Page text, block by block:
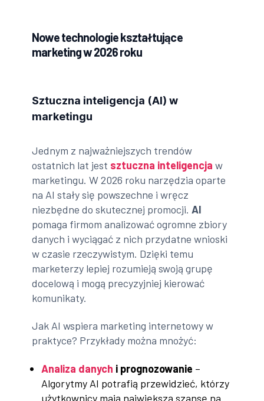
Nowe technologie kształtujące
marketing w 2026 roku
Sztuczna inteligencja (AI) w
marketingu
Jednym z najważniejszych trendów
ostatnich lat jest sztuczna inteligencja w
marketingu. W 2026 roku narzędzia oparte
na AI stały się powszechne i wręcz
niezbędne do skutecznej promocji. AI
pomaga firmom analizować ogromne zbiory
danych i wyciągać z nich przydatne wnioski
w czasie rzeczywistym. Dzięki temu
marketerzy lepiej rozumieją swoją grupę
docelową i mogą precyzyjniej kierować
komunikaty.
Jak AI wspiera marketing internetowy w
praktyce? Przykłady można mnożyć:
Analiza danych i prognozowanie –
Algorytmy AI potrafią przewidzieć, którzy
użytkownicy mają największą szansę na